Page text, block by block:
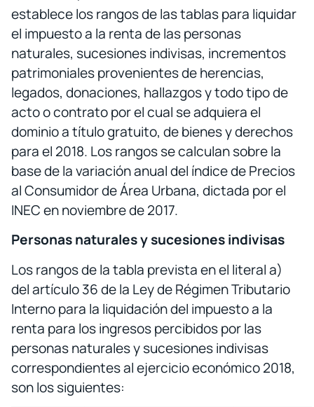
establece los rangos de las tablas para liquidar
el impuesto a la renta de las personas
naturales, sucesiones indivisas, incrementos
patrimoniales provenientes de herencias,
legados, donaciones, hallazgos y todo tipo de
acto o contrato por el cual se adquiera el
dominio a título gratuito, de bienes y derechos
para el 2018. Los rangos se calculan sobre la
base de la variación anual del índice de Precios
al Consumidor de Área Urbana, dictada por el
INEC en noviembre de 2017.
Personas naturales y sucesiones indivisas
Los rangos de la tabla prevista en el literal a)
del artículo 36 de la Ley de Régimen Tributario
Interno para la liquidación del impuesto a la
renta para los ingresos percibidos por las
personas naturales y sucesiones indivisas
correspondientes al ejercicio económico 2018,
son los siguientes: